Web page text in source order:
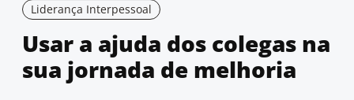
Liderança Interpessoal
Usar a ajuda dos colegas na
sua jornada de melhoria